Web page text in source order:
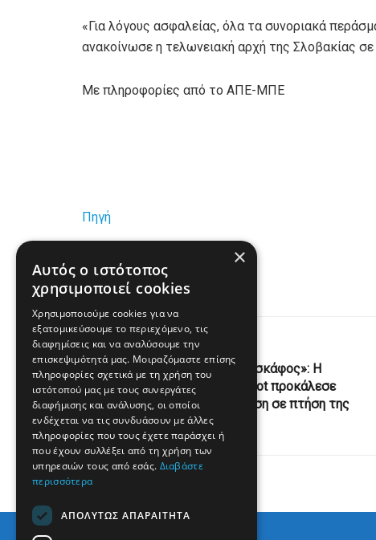
«Για λόγους ασφαλείας, όλα τα συνοριακά
ανακοίνωσε η τελωνειακή αρχή της Σλοβακίας
Με πληροφορίες από το ΑΠΕ-ΜΠΕ
Πηγή
Previous Post
«Υπάρχει βόμβα στο αεροσκάφος»: Η
ονομασία ενός Wi-Fi hotspot προκάλεσε
συναγερμό και καθυστέρηση σε πτήση της
KLM
×
Αυτός ο ιστότοπος
χρησιμοποιεί cookies
Χρησιμοποιούμε cookies για να
εξατομικεύσουμε το περιεχόμενο, τις
διαφημίσεις και να αναλύσουμε την
επισκεψιμότητά μας. Μοιραζόμαστε επίσης
πληροφορίες σχετικά με τη χρήση του
ιστότοπού μας με τους συνεργάτες
διαφήμισης και ανάλυσης, οι οποίοι
ενδέχεται να τις συνδυάσουν με άλλες
πληροφορίες που τους έχετε παράσχει ή
που έχουν συλλέξει από τη χρήση των
υπηρεσιών τους από εσάς. Διαβάστε
περισσότερα
ΑΠΟΛΎΤΩΣ ΑΠΑΡΑΊΤΗΤΑ